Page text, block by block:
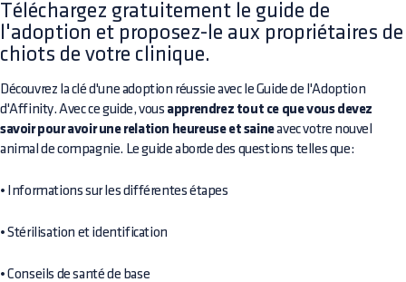
Téléchargez gratuitement le guide de
l'adoption et proposez-le aux propriétaires de
chiots de votre clinique.
Découvrez la clé d'une adoption réussie avec le Guide de l'Adoption
d'Affinity. Avec ce guide, vous apprendrez tout ce que vous devez
savoir pour avoir une relation heureuse et saineavec votre nouvel
animal de compagnie. Le guide aborde des questions telles que:
• Informations sur les différentes étapes
• Stérilisation et identification
• Conseils de santé de base